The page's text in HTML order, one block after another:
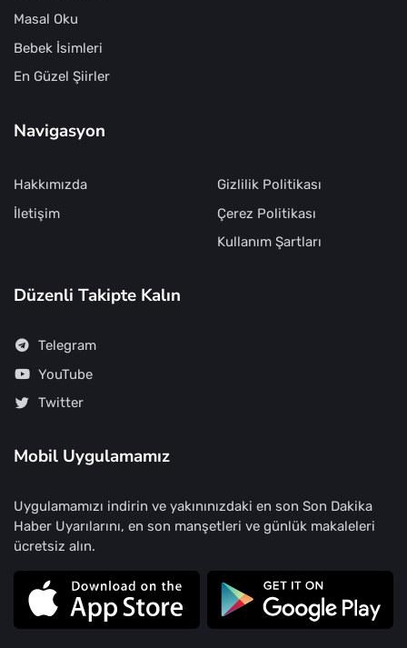
Masal Oku
Bebek İsimleri
En Güzel Şiirler
Navigasyon
Hakkımızda
İletişim
Gizlilik Politikası
Çerez Politikası
Kullanım Şartları
Düzenli Takipte Kalın
Telegram
YouTube
Twitter
Mobil Uygulamamız
Uygulamamızı indirin ve yakınınızdaki en son Son Dakika
Haber Uyarılarını, en son manşetleri ve günlük makaleleri
ücretsiz alın.